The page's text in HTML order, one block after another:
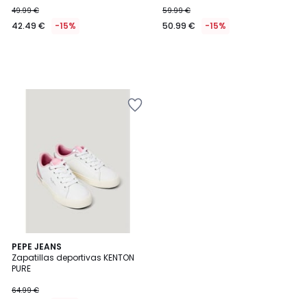
€
en
49.99 €
42.49 € -15%
59.99 €
50.99 € -15%
PEPE JEANS
Zapatillas deportivas KENTON
PURE
64.99 €